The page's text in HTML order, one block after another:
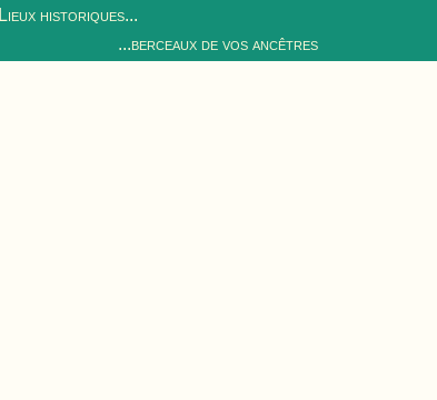
Lieux historiques...
...berceaux de vos ancêtres